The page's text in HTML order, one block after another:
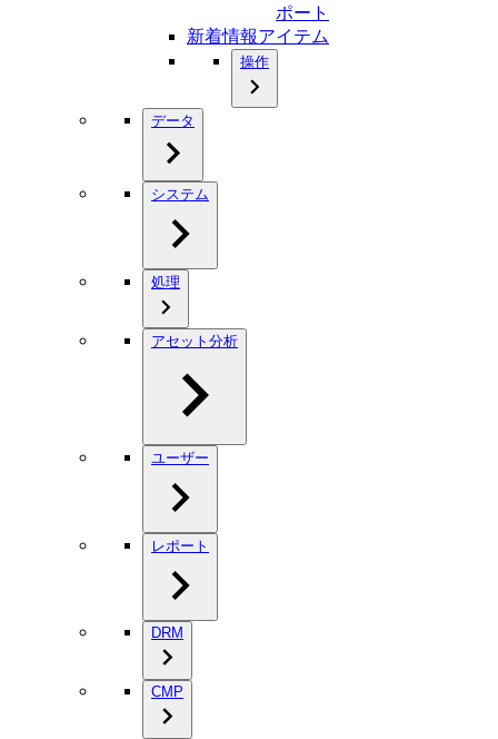
ポート
新着情報アイテム
操作
データ
システム
処理
アセット分析
ユーザー
レポート
DRM
CMP